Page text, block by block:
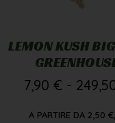
LEMON KUSH
7,90 € -
A PARTIRE DA 2,50 €